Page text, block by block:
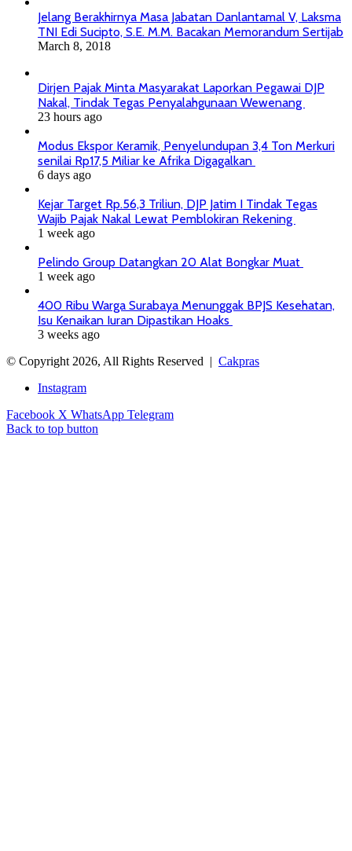
Jelang Berakhirnya Masa Jabatan Danlantamal V, Laksma
TNI Edi Sucipto, S.E. M.M. Bacakan Memorandum Sertijab
March 8, 2018
Dirjen Pajak Minta Masyarakat Laporkan Pegawai DJP
Nakal, Tindak Tegas Penyalahgunaan Wewenang
23 hours ago
Modus Ekspor Keramik, Penyelundupan 3,4 Ton Merkuri
senilai Rp17,5 Miliar ke Afrika Digagalkan
6 days ago
Kejar Target Rp.56,3 Triliun, DJP Jatim I Tindak Tegas
Wajib Pajak Nakal Lewat Pemblokiran Rekening
1 week ago
Pelindo Group Datangkan 20 Alat Bongkar Muat
1 week ago
400 Ribu Warga Surabaya Menunggak BPJS Kesehatan,
Isu Kenaikan Iuran Dipastikan Hoaks
3 weeks ago
© Copyright 2026, All Rights Reserved | Cakpras
Instagram
Facebook X WhatsApp Telegram
Back to top button